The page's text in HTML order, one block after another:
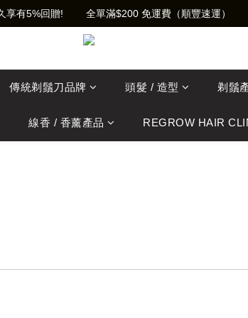
享有5%回贈!        全單滿$200 免運費（順豐速運）
傳統剃鬚刀品牌 頭髮 / 造型 剃鬚
線香 / 香薰產品 REGROW HAIR